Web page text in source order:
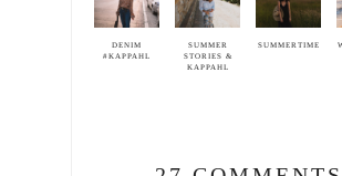
DENIM
#KAPPAHL
SUMMER
STORIES &
KAPPAHL
SUMMERTIME